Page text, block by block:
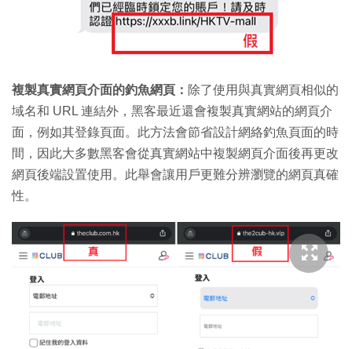
複製真實網頁介面的釣魚網頁： 除了使用與真實網頁相似的
域名和 URL 連結外，黑客最近還會複製真實網站的網頁介
面，例如其登錄頁面。此方法會節省設計網絡釣魚頁面的時
間，因此大多數黑客會從真實網站中複製網頁介面後再更改
網頁後端設置使用。此舉會讓用戶更難分辨瀏覽的網頁真確
性。